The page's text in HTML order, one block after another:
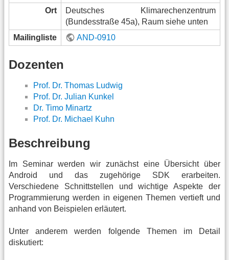
Ort
Deutsches Klimarechenzentrum
(Bundesstraße 45a), Raum siehe unten
Mailingliste
AND-0910
Dozenten
Prof. Dr. Thomas Ludwig
Prof. Dr. Julian Kunkel
Dr. Timo Minartz
Prof. Dr. Michael Kuhn
Beschreibung
Im Seminar werden wir zunächst eine Übersicht über
Android und das zugehörige SDK erarbeiten.
Verschiedene Schnittstellen und wichtige Aspekte der
Programmierung werden in eigenen Themen vertieft und
anhand von Beispielen erläutert.
Unter anderem werden folgende Themen im Detail
diskutiert: